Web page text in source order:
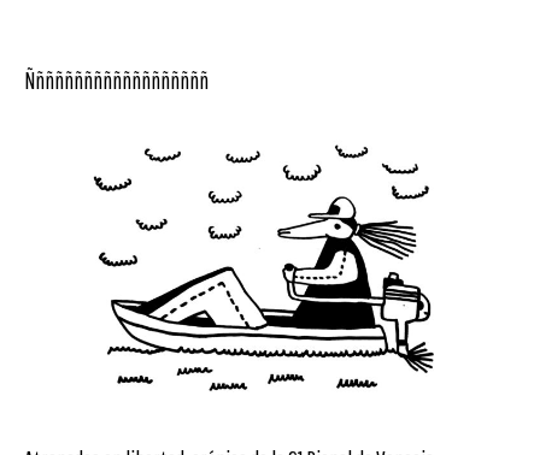
Ñññññññññññññññññññ